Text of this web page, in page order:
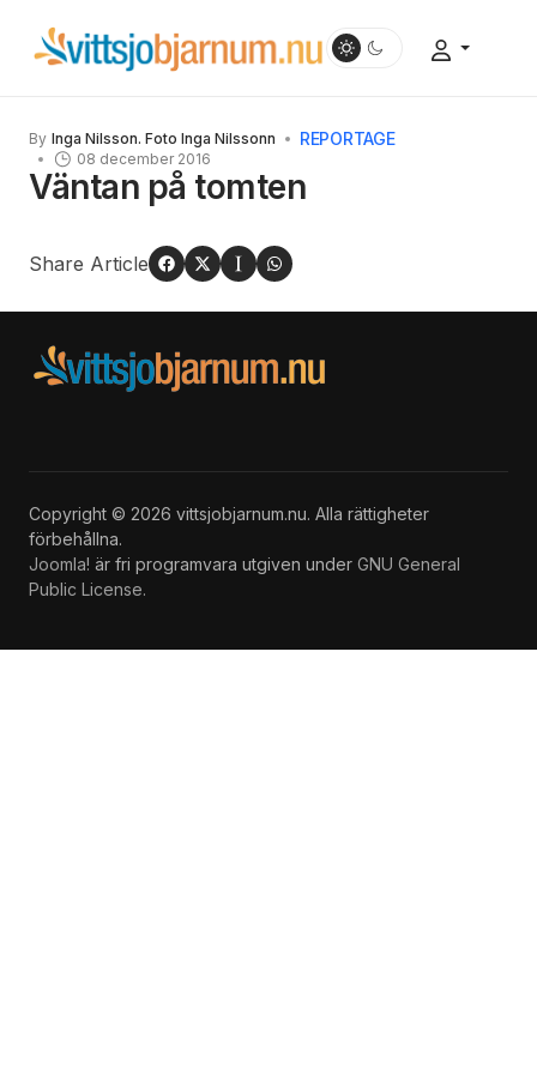
By Inga Nilsson. Foto Inga Nilssonn REPORTAGE
08 december 2016
Väntan på tomten
Share Article
Copyright © 2026 vittsjobjarnum.nu. Alla rättigheter
förbehållna.
Joomla! är fri programvara utgiven under GNU General
Public License.